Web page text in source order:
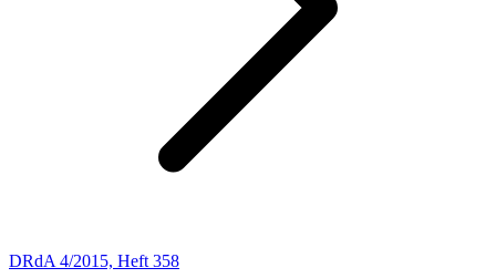
DRdA 4/2015, Heft 358